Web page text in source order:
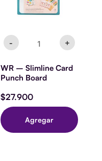
- +
WR – Slimline Card
Punch Board
$27.900
Agregar